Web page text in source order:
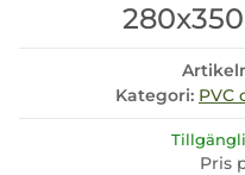
Kategori: PVC
Pris